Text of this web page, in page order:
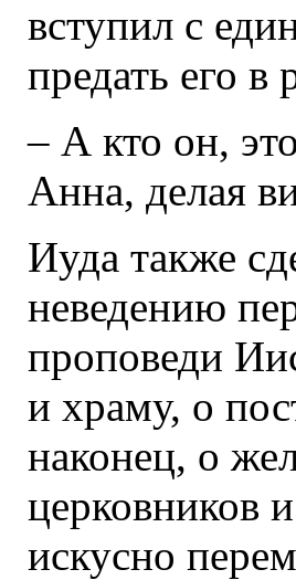
вступил с
предать его в
– А кто он,
Анна, делая
Иуда также
неведению
проповеди
и храму, о
наконец, о
церковников
искусно